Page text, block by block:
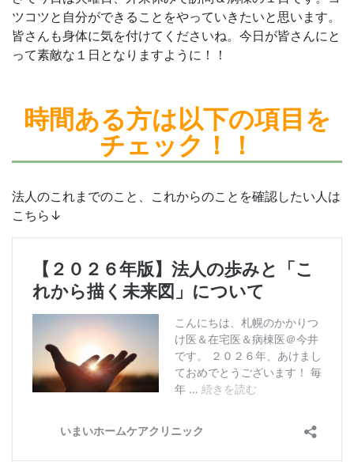
ツコツと自分ができることをやっていきたいと思います。
皆さんも身体に気を付けてくださいね。今日が皆さんにと
って素敵な１日となりますように！！
時間ある方は以下の項目を
チェック！！
法人のこれまでのこと、これからのことを確認したい人は
こちら↓